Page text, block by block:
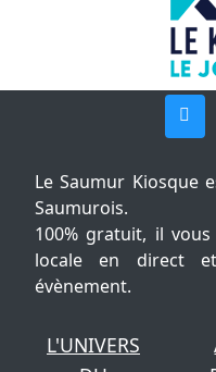
Le Saumur Kiosque
Saumurois.
100% gratuit, il
locale en direct
évènement.
L'UNIVERS